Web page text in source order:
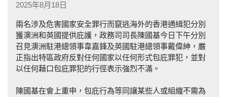
2025年8月18日
兩名涉及危害國家安全罪行而竄逃海外的香港通緝犯分別
獲澳洲和英國提供庇護，政務司司長陳國基今日下午分別
召見澳洲駐港總領事韋嘉鋒及英國駐港總領事戴偉紳，嚴
正指出特區政府反對任何國家以任何形式包庇罪犯，並對
以任何藉口包庇罪犯的行徑表示強烈不滿。
陳國基在會上重申，包庇行為等同讓某些人或組織不需為